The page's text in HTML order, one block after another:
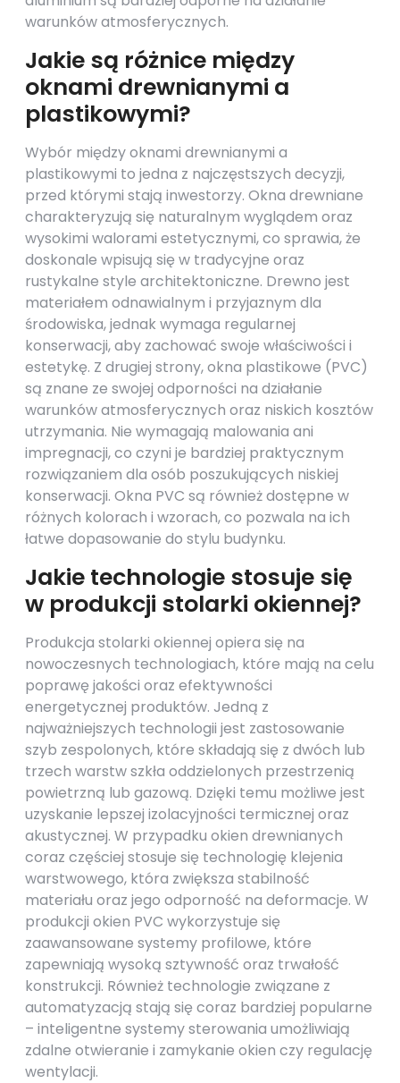
warunków atmosferycznych.
Jakie są różnice między
oknami drewnianymi a
plastikowymi?
Wybór między oknami drewnianymi a
plastikowymi to jedna z najczęstszych decyzji,
przed którymi stają inwestorzy. Okna drewniane
charakteryzują się naturalnym wyglądem oraz
wysokimi walorami estetycznymi, co sprawia, że
doskonale wpisują się w tradycyjne oraz
rustykalne style architektoniczne. Drewno jest
materiałem odnawialnym i przyjaznym dla
środowiska, jednak wymaga regularnej
konserwacji, aby zachować swoje właściwości i
estetykę. Z drugiej strony, okna plastikowe (PVC)
są znane ze swojej odporności na działanie
warunków atmosferycznych oraz niskich kosztów
utrzymania. Nie wymagają malowania ani
impregnacji, co czyni je bardziej praktycznym
rozwiązaniem dla osób poszukujących niskiej
konserwacji. Okna PVC są również dostępne w
różnych kolorach i wzorach, co pozwala na ich
łatwe dopasowanie do stylu budynku.
Jakie technologie stosuje się
w produkcji stolarki okiennej?
Produkcja stolarki okiennej opiera się na
nowoczesnych technologiach, które mają na celu
poprawę jakości oraz efektywności
energetycznej produktów. Jedną z
najważniejszych technologii jest zastosowanie
szyb zespolonych, które składają się z dwóch lub
trzech warstw szkła oddzielonych przestrzenią
powietrzną lub gazową. Dzięki temu możliwe jest
uzyskanie lepszej izolacyjności termicznej oraz
akustycznej. W przypadku okien drewnianych
coraz częściej stosuje się technologię klejenia
warstwowego, która zwiększa stabilność
materiału oraz jego odporność na deformacje. W
produkcji okien PVC wykorzystuje się
zaawansowane systemy profilowe, które
zapewniają wysoką sztywność oraz trwałość
konstrukcji. Również technologie związane z
automatyzacją stają się coraz bardziej popularne
– inteligentne systemy sterowania umożliwiają
zdalne otwieranie i zamykanie okien czy regulację
wentylacji.